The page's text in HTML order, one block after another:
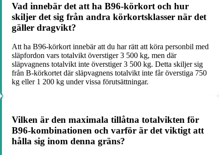
Vad innebär det att ha B96-körkort och hur
skiljer det sig från andra körkortsklasser när det
gäller dragvikt?
Att ha B96-körkort innebär att du har rätt att köra personbil med
släpfordon vars totalvikt överstiger 3 500 kg, men där
släpvagnens totalvikt inte överstiger 3 500 kg. Detta skiljer sig
från B-körkortet där släpvagnens totalvikt inte får överstiga 750
kg eller 1 200 kg under vissa förutsättningar.
Vilken är den maximala tillåtna totalvikten för
B96-kombinationen och varför är det viktigt att
hålla sig inom denna gräns?